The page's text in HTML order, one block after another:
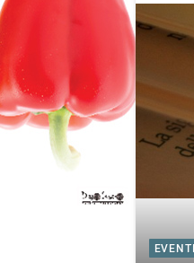
EVENTI